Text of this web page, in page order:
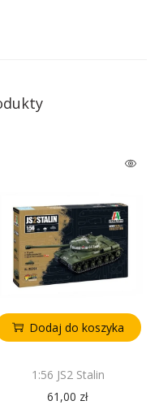
Dodaj do koszyka
1:56 JS2 Stalin
61,00 zł